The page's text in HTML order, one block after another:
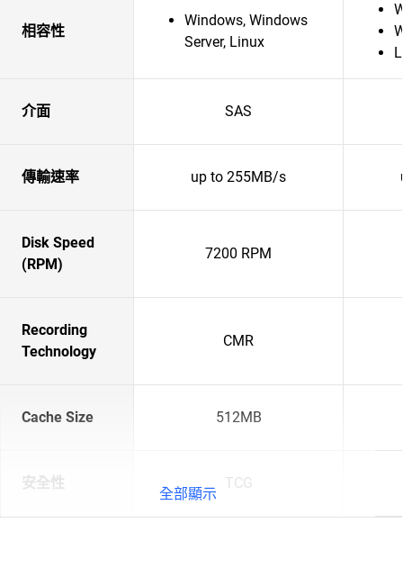
相容性
Windows, Windows
Server, Linux
介面 SAS
傳輸速率 up to 255MB/s
Disk Speed
(RPM)
7200 RPM
Recording
Technology
CMR
Cache Size 512MB
安全性 TCG
全部顯示